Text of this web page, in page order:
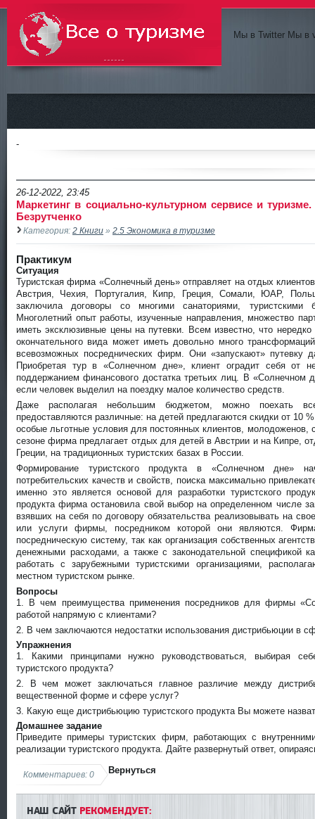
Всё о туризме
Мы в Twitter Мы в
-
26-12-2022, 23:45
Маркетинг в социально-культурном сервисе и
Безрутченко
Категория: 2 Книги » 2.5 Экономика в туризме
Практикум
Ситуация
Туристская фирма «Солнечный день» отправляет на отдых
Австрия, Чехия, Португалия, Кипр, Греция, Сомали, ЮАР,
заключила договоры со многими санаториями,
Многолетний опыт работы, изученные направления, множество
иметь эксклюзивные цены на путевки. Всем известно, что
окончательного вида может иметь довольно много
всевозможных посреднических фирм. Они «запускают» путевку
Приобретая тур в «Солнечном дне», клиент оградит себя от
поддержанием финансового достатка третьих лиц. В «Солнечном
если человек выделил на поездку малое количество средств.
Даже располагая небольшим бюджетом, можно поехать
предоставляются различные: на детей предлагаются скидки от 10
особые льготные условия для постоянных клиентов,
сезоне фирма предлагает отдых для детей в Австрии и на Кипре,
Греции, на традиционных туристских базах в России.
Формирование туристского продукта в «Солнечном дне»
потребительских качеств и свойств, поиска максимально
именно это является основой для разработки туристского
продукта фирма остановила свой выбор на определенном числе
взявших на себя по договору обязательства реализовывать на
или услуги фирмы, посредником которой они являются.
посредническую систему, так как организация собственных
денежными расходами, а также с законодательной спецификой
работать с зарубежными туристскими организациями,
местном туристском рынке.
Вопросы
1. В чем преимущества применения посредников для фирмы
работой напрямую с клиентами?
2. В чем заключаются недостатки использования дистрибьюции в
Упражнения
1. Какими принципами нужно руководствоваться, выбирая
туристского продукта?
2. В чем может заключаться главное различие между
вещественной форме и сфере услуг?
3. Какую еще дистрибьюцию туристского продукта Вы можете
Домашнее задание
Приведите примеры туристских фирм, работающих с
реализации туристского продукта. Дайте развернутый ответ,
Вернуться
Комментариев: 0
НАШ САЙТРЕКОМЕНДУЕТ: